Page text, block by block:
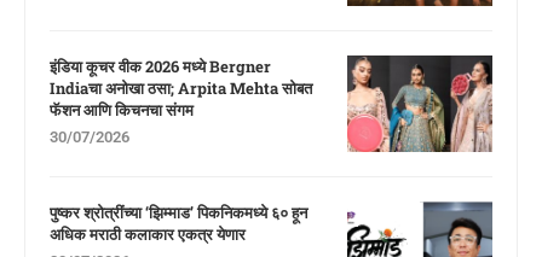
इंडिया कूचर वीक 2026 मध्ये Bergner
Indiaचा अनोखा ठसा; Arpita Mehta सोबत
फॅशन आणि किचनचा संगम
30/07/2026
पुष्कर श्रोत्रींच्या ‘झिम्माड’ पिकनिकमध्ये ६० हून
अधिक मराठी कलाकार एकत्र येणार